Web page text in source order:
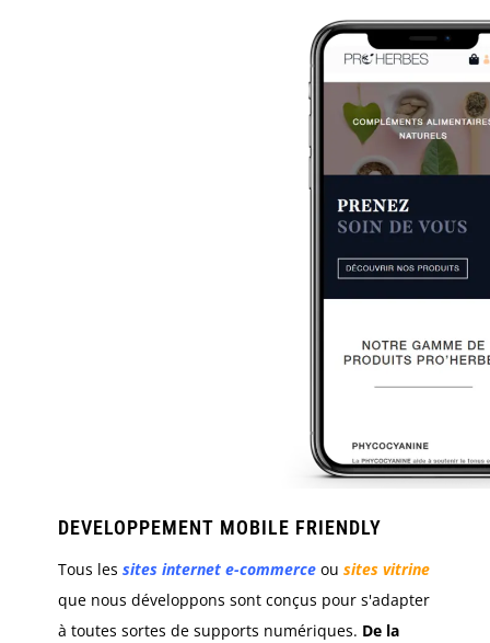
DEVELOPPEMENT MOBILE FRIENDLY
Tous les sites internet e-commerceou sites vitrine
que nous développons sont conçus pour s'adapter
à toutes sortes de supports numériques. De la